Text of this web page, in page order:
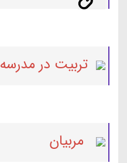
تربیت در مدرسه
مربیان